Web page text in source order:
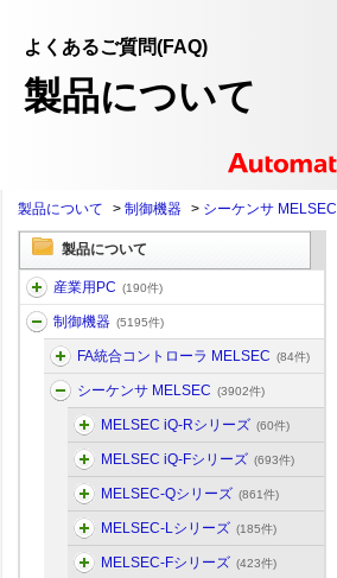
よくあるご質問(FAQ)
製品について
製品について > 制御機器 > シーケンサ MELSEC
製品について
産業用PC (190件)
制御機器 (5195件)
FA統合コントローラ MELSEC (84件)
シーケンサ MELSEC (3902件)
MELSEC iQ-Rシリーズ (60件)
MELSEC iQ-Fシリーズ (693件)
MELSEC-Qシリーズ (861件)
MELSEC-Lシリーズ (185件)
MELSEC-Fシリーズ (423件)